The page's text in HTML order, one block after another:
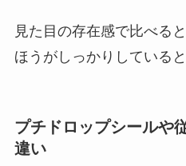
見た目の存在感で比べる
ほうがしっかりしている
プチドロップシールや
違い